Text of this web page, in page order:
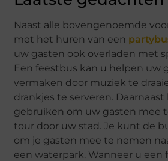
Naast alle bovengenoemde
met het huren van een
uw gasten ook overladen met
Een feestbus kan u helpen uw
vermaken door muziek te
drankjes te serveren.
gebruiken om uw gasten mee
tour door uw stad. Je kunt de
om je gasten mee te nemen
een waterpark. Wanneer u een